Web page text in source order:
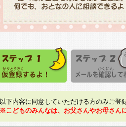
以下内容に同意していただける方のみご登
※こどものみんなは、お父さんやお母さん